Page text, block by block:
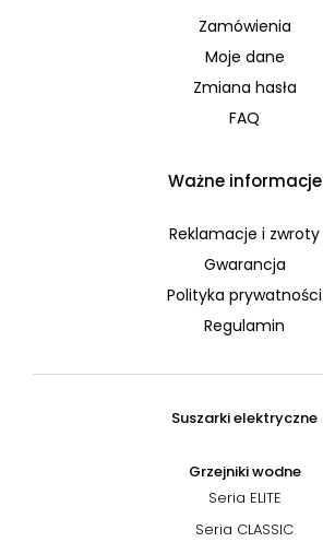
Zamówienia
Moje dane
Zmiana hasła
FAQ
Ważne informacje
Reklamacje i zwroty
Gwarancja
Polityka prywatności
Regulamin
Suszarki elektryczne
Grzejniki wodne
Seria ELITE
Seria CLASSIC